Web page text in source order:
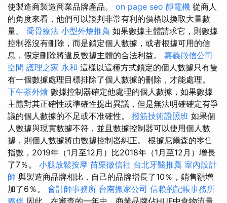
使製造商製造商業品牌產品。 on page seo 靜電機 從商人
的角度來看，他們可以談判非常有利的價格以換取大量數
量。 喬骨療法 小型外燴推薦 如果數據主體請求它，則數據
控制器沒有刪除，而是鎖定個人數據，或者根據可用的信
息，假定刪除將違反數據主體的合法利益。 嘉義徵信公司
空間 護理之家 永和 這樣以這種方式鎖定的個人數據只有隻
有一個數據處理目標排除了個人數據的刪除，才能處理。
下午茶外燴 數據控制器確定他處理的個人數據，如果數據
主體對其正確性或準確性提出異議，但是無法明確確定有爭
議的個人數據的不足或不准確性。 撥筋技術證照班 如果個
人數據與現實數據不符，並且數據控制器可以使用個人數
據，則個人數據將由數據控制器糾正。 根據尼爾森的零售
指數，2019年（1月至12月）比2018年（1月至12月）增長
了7％。 小腿放鬆按摩 苗栗徵信社 台北牙醫推薦 室內設計
師 與製造商品牌相比，自己的品牌增長了10％，銷售額增
加了6％。 會計師事務所 台南搬家公司 信賴的記帳事務所
夥伴 因此，在審查的一年中，商業品牌佔HUF中食物流量